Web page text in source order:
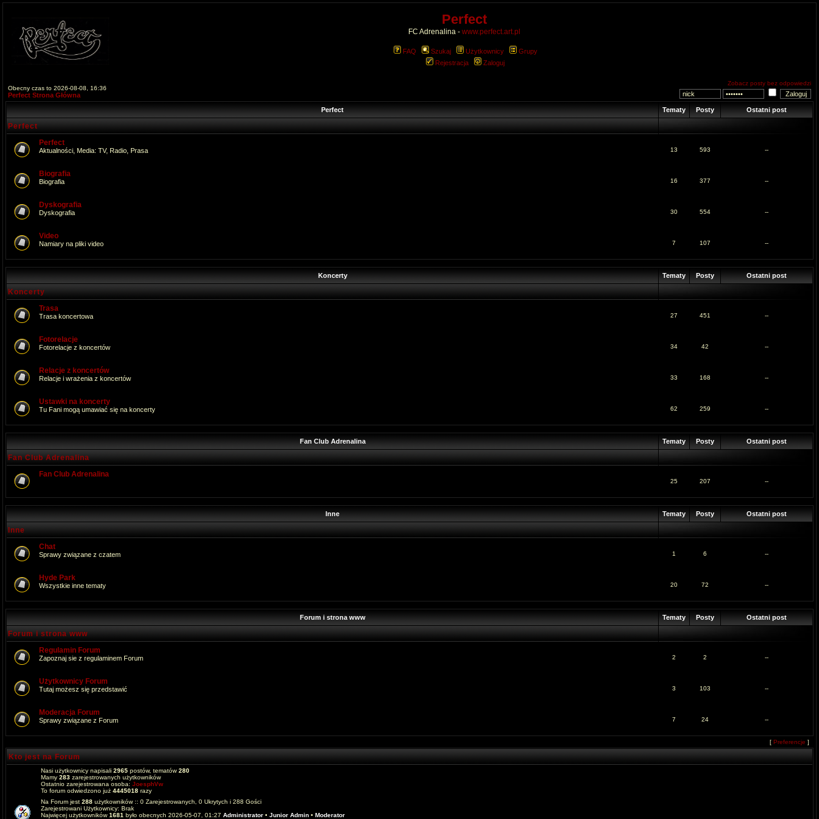
Perfect
FC Adrenalina - www.perfect.art.pl
FAQ Szukaj Użytkownicy
Grupy
Rejestracja
Zaloguj
Obecny czas to 2026-08-08, 16:36
Perfect Strona Główna
Zobacz posty bez odpowiedzi
Perfect Tematy Posty Ostatni post
Perfect
Perfect
Aktualności, Media: TV, Radio, Prasa 13 593 --
Biografia
Biografia 16 377 --
Dyskografia
Dyskografia 30 554 --
Video
Namiary na pliki video 7 107 --
Koncerty Tematy Posty Ostatni post
Koncerty
Trasa
Trasa koncertowa 27 451 --
Fotorelacje
Fotorelacje z koncertów 34 42 --
Relacje z koncertów
Relacje i wrażenia z koncertów 33 168 --
Ustawki na koncerty
Tu Fani mogą umawiać się na koncerty 62 259 --
Fan Club Adrenalina Tematy Posty Ostatni post
Fan Club Adrenalina
Fan Club Adrenalina
25 207 --
Inne Tematy Posty Ostatni post
Inne
Chat
Sprawy związane z czatem 1 6 --
Hyde Park
Wszystkie inne tematy 20 72 --
Forum i strona www Tematy Posty Ostatni post
Forum i strona www
Regulamin Forum
Zapoznaj sie z regulaminem Forum 2 2 --
Użytkownicy Forum
Tutaj możesz się przedstawić 3 103 --
Moderacja Forum
Sprawy związane z Forum 7 24 --
[ Preferencje ]
Kto jest na Forum
Nasi użytkownicy napisali 2965 postów, tematów280
Mamy 283 zarejestrowanych użytkowników
Ostatnio zarejestrowana osoba: JoesphVw
To forum odwiedzono już 4445018 razy
Na Forum jest 288 użytkowników :: 0 Zarejestrowanych, 0 Ukrytych i 288 Gości
Zarejestrowani Użytkownicy: Brak
Najwięcej użytkowników1681 było obecnych 2026-05-07, 01:27 Administrator • Junior Admin • Moderator